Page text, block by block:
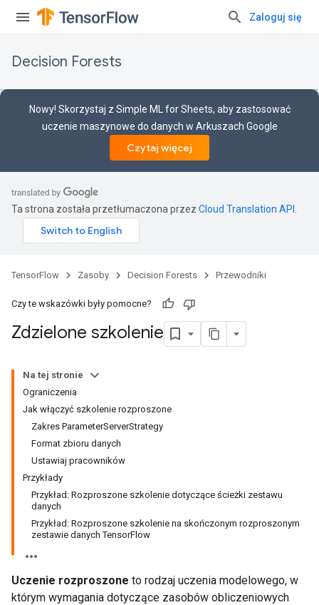
Zaloguj się
Decision Forests
Nowy! Skorzystaj z Simple ML for Sheets, aby zastosować
uczenie maszynowe do danych w Arkuszach Google
Czytaj więcej
Ta strona została przetłumaczona przez Cloud Translation API
TensorFlow Zasoby Decision Forests Przewodniki
Czy te wskazówki były pomocne?
Zdzielone szkolenie
Na tej stronie
Ograniczenia
Jak włączyć szkolenie rozproszone
Zakres ParameterServerStrategy
Format zbioru danych
Ustawiaj pracowników
Przykłady
Przykład: Rozproszone szkolenie dotyczące ścieżki zestawu
danych
Przykład: Rozproszone szkolenie na skończonym rozproszonym
zestawie danych TensorFlow
Uczenie rozproszone to rodzaj uczenia modelowego, w
którym wymagania dotyczące zasobów obliczeniowych